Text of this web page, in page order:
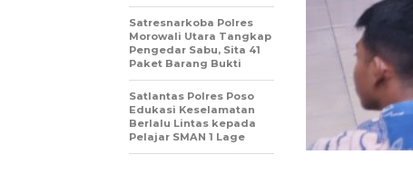
Satresnarkoba Polres
Morowali Utara Tangkap
Pengedar Sabu, Sita 41
Paket Barang Bukti
Satlantas Polres Poso
Edukasi Keselamatan
Berlalu Lintas kepada
Pelajar SMAN 1 Lage